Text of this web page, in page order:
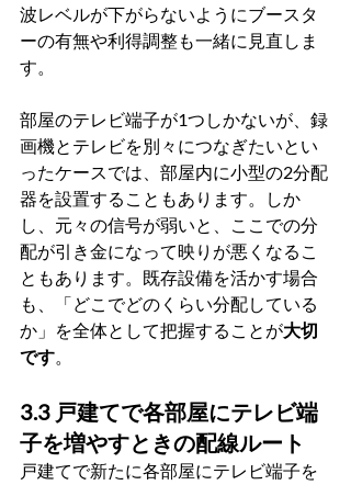
波レベルが下がらないようにブースタ
ーの有無や利得調整も一緒に見直しま
す。
部屋のテレビ端子が1つしかないが、録
画機とテレビを別々につなぎたいとい
ったケースでは、部屋内に小型の2分配
器を設置することもあります。しか
し、元々の信号が弱いと、ここでの分
配が引き金になって映りが悪くなるこ
ともあります。既存設備を活かす場合
も、「どこでどのくらい分配している
か」を全体として把握することが大切
です。
3.3 戸建てで各部屋にテレビ端
子を増やすときの配線ルート
戸建てで新たに各部屋にテレビ端子を